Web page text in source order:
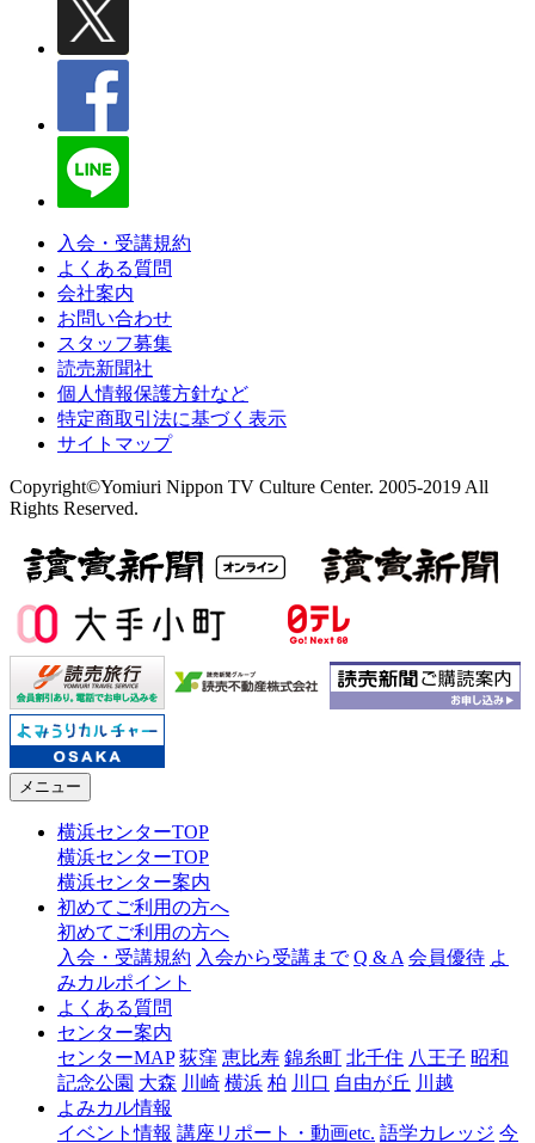
入会・受講規約
よくある質問
会社案内
お問い合わせ
スタッフ募集
読売新聞社
個人情報保護方針など
特定商取引法に基づく表示
サイトマップ
Copyright©Yomiuri Nippon TV Culture Center. 2005-2019 All
Rights Reserved.
メニュー
横浜センターTOP
横浜センターTOP
横浜センター案内
初めてご利用の方へ
初めてご利用の方へ
入会・受講規約 入会から受講まで Q & A 会員優待 よ
みカルポイント
よくある質問
センター案内
センターMAP 荻窪 恵比寿 錦糸町 北千住 八王子 昭和
記念公園 大森 川崎 横浜 柏 川口 自由が丘 川越
よみカル情報
イベント情報 講座リポート・動画etc. 語学カレッジ 今